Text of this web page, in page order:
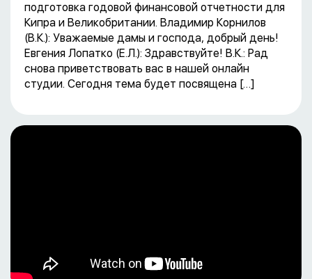
подготовка годовой финансовой отчетности для
Кипра и Великобритании. Владимир Корнилов
(В.К.): Уважаемые дамы и господа, добрый день!
Евгения Лопатко (Е.Л.): Здравствуйте! В.К.: Рад
снова приветствовать вас в нашей онлайн
студии. Сегодня тема будет посвящена […]